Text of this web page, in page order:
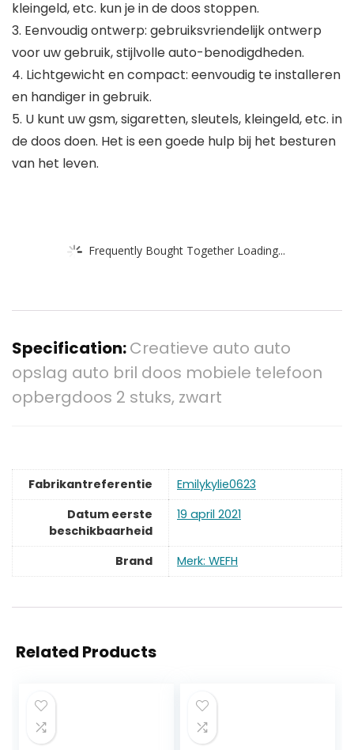
kleingeld, etc. kun je in de doos stoppen.
3. Eenvoudig ontwerp: gebruiksvriendelijk ontwerp
voor uw gebruik, stijlvolle auto-benodigdheden.
4. Lichtgewicht en compact: eenvoudig te installeren
en handiger in gebruik.
5. U kunt uw gsm, sigaretten, sleutels, kleingeld, etc. in
de doos doen. Het is een goede hulp bij het besturen
van het leven.
Frequently Bought Together Loading...
Specification:Creatieve auto auto
opslag auto bril doos mobiele telefoon
opbergdoos 2 stuks, zwart
Fabrikantreferentie
Emilykylie0623
Datum eerste
beschikbaarheid
19 april 2021
Brand Merk: WEFH
Related Products